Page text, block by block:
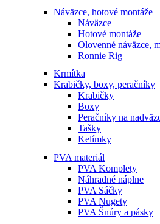
Náväzce, hotové montáže
Náväzce
Hotové montáže
Olovenné náväzce,
Ronnie Rig
Krmítka
Krabičky, boxy, peračníky
Krabičky
Boxy
Peračníky na
Tašky
Kelímky
PVA materiál
PVA Komplety
Náhradné náplne
PVA Sáčky
PVA Nugety
PVA Šnúry a pásky